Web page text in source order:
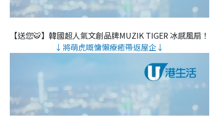
【送您🐯】韓國超人氣文創品牌MUZIK TIGER 冰感風扇！
↓將萌虎嘅慵懶療癒帶返屋企↓